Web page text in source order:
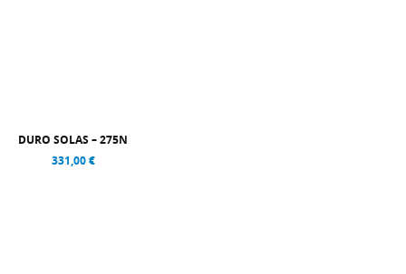
DURO SOLAS – 275N
331,00 €